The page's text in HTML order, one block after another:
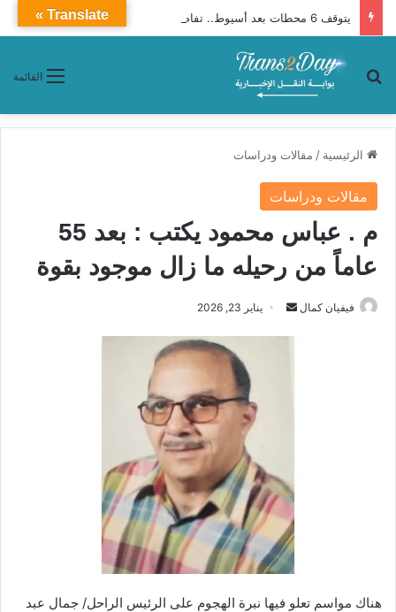
يتوقف 6 محطات بعد أسيوط.. تفاصيل قطار 927 أبوالهول إلى الإسكندرية
القائمة بحث عن
الرئيسية / مقالات ودراسات
مقالات ودراسات
م . عباس محمود يكتب : بعد 55
عاماً من رحيله ما زال موجود بقوة
فيفيان كمال
ا
إ
ل
ك
ت
و
يناير 23, 2026
هناك مواسم تعلو فيها نبرة الهجوم على الرئيس الراحل/ جمال عبد
Translate »